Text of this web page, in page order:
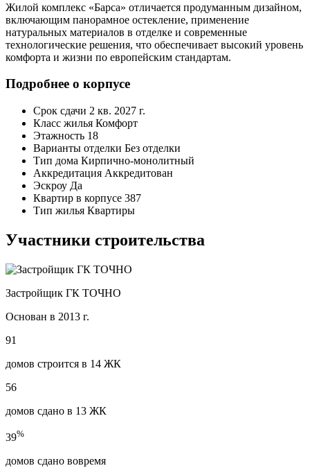
Жилой комплекс «Барса» отличается продуманным дизайном,
включающим панорамное остекление, применение
натуральных материалов в отделке и современные
технологические решения, что обеспечивает высокий уровень
комфорта и жизни по европейским стандартам.
Подробнее о корпусе
Срок сдачи 2 кв. 2027 г.
Класс жилья Комфорт
Этажность 18
Варианты отделки Без отделки
Тип дома Кирпично-монолитный
Аккредитация Аккредитован
Эскроу Да
Квартир в корпусе 387
Тип жилья Квартиры
Участники строительства
Застройщик ГК ТОЧНО
Основан в 2013 г.
91
домов строится в 14 ЖК
56
домов сдано в 13 ЖК
39%
домов сдано вовремя